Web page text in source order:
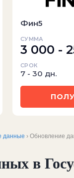
Фин5
СУММА
3 000 -
СРОК
7 - 30 дн.
данные › Обновление
в